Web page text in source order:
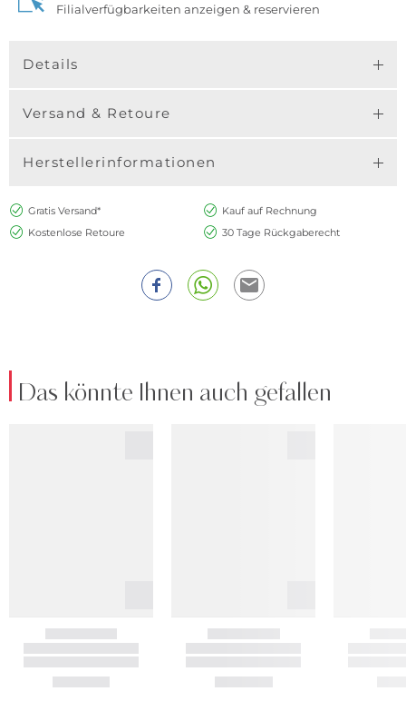
Filialverfügbarkeiten anzeigen & reservieren
Details
Versand & Retoure
Herstellerinformationen
Gratis Versand*
Kauf auf Rechnung
Kostenlose Retoure
30 Tage Rückgaberecht
Das könnte Ihnen auch gefallen